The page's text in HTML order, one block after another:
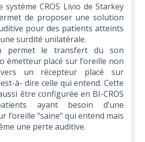
système CROS Livio de Starkey
de proposer une solution
pour des patients atteints
surdité unilatérale.
permet le transfert du son
émetteur placé sur l’oreille non
vers un récepteur placé sur
à- dire celle qui entend. Cette
être configurée en BI-CROS
ayant besoin d’une
l’oreille "saine" qui entend mais
une perte auditive.